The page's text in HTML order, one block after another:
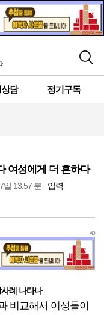
검색
담 정기구독
여성에게 더 흔하다
일 13:57 분
입력
AD
례 나타나
비교해서 여성들이